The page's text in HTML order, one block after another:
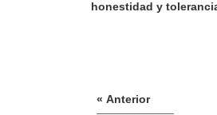
honestidad y
« Anterior